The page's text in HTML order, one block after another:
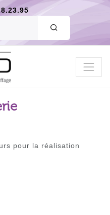
pour la réalisation